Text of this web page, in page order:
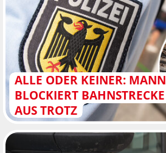
ALLE ODER KEINER: MANN
BLOCKIERT BAHNSTRECKE
AUS TROTZ